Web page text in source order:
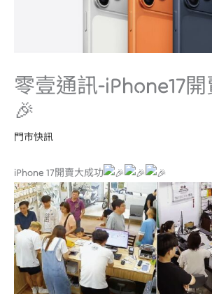
零壹通訊-iPhone17
🎉
門市快訊
iPhone 17開賣大成功